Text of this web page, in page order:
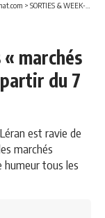
> SORTIES & WEEK-END
marchés
du 7
est ravie de
marchés
humeur tous les